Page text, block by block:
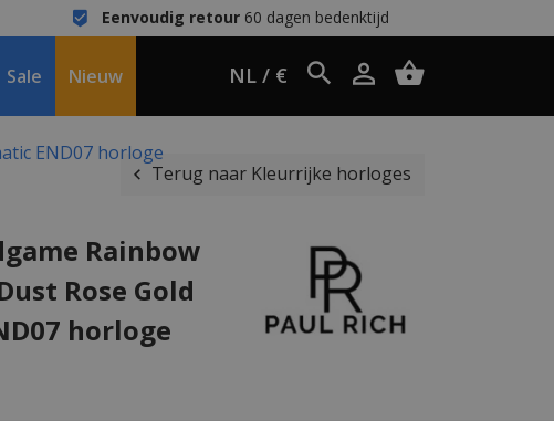
Eenvoudig retour60 dagen bedenktijd
Sale Nieuw NL / €
END07 horloge
Terug naar Kleurrijke horloges
Rainbow
Rose Gold
horloge